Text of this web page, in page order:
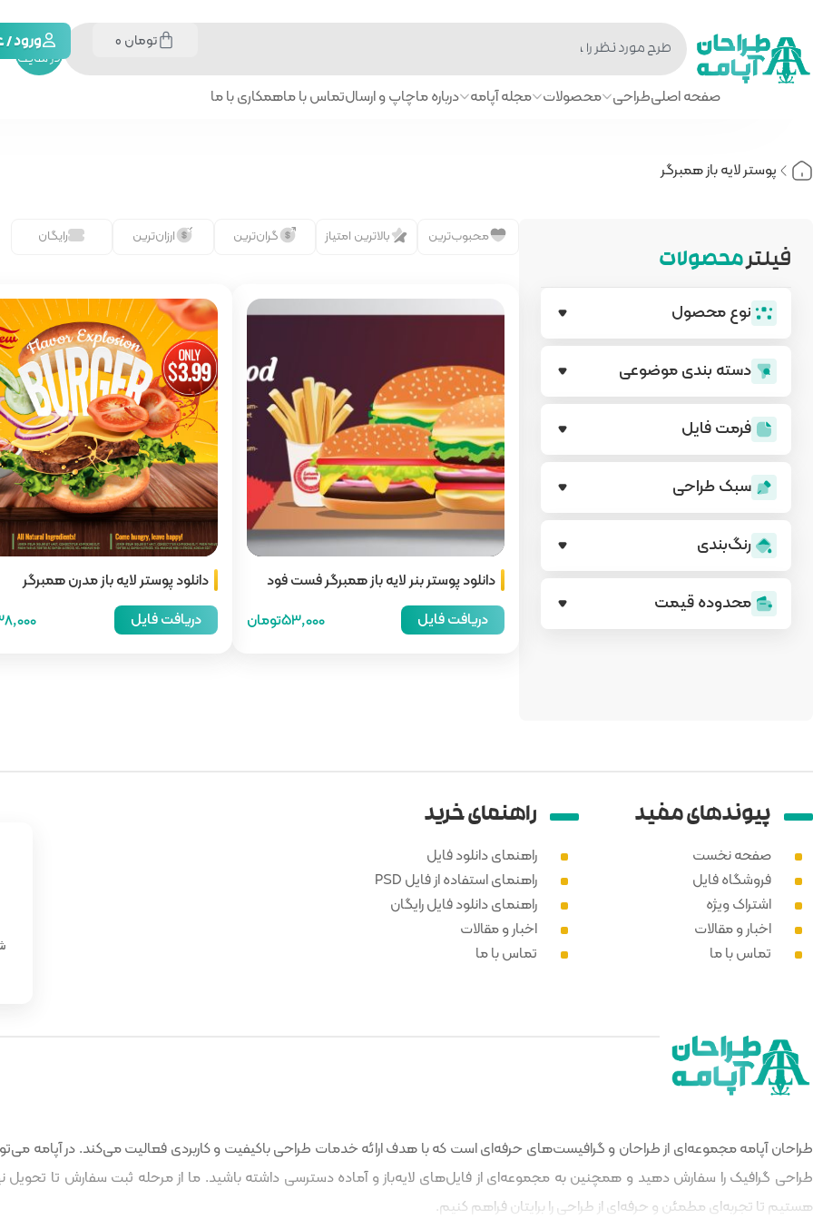
جستجو
در سایت
تومان ورود
صفحه اصلیطراحی محصولات مجله آپامه درباره ماچاپ و ارسالتماس با ماهمکاری با ما
پوستر لایه باز همبرگر
فیلترمحصولات
نوع محصول
دسته بندی‌ موضوعی
فرمت فایل
سبک طراحی
رنگ‌بندی
محدوده قیمت
محبوب‌ترین بالاترین امتیاز گران‌ترین ارزان‌ترین رایگان
دانلود پوستر بنر لایه باز همبرگر فست فود
دریافت فایل
53,000تومان
دانلود پوستر لایه باز مدرن همبرگر
دریافت فایل
پیوند‌های مفید
صفحه نخست
فروشگاه فایل
اشتراک ویژه
اخبار و مقالات
تماس با ما
راهنمای خرید
راهنمای دانلود فایل
راهنمای استفاده از فایل PSD
راهنمای دانلود فایل رایگان
اخبار و مقالات
تماس با ما
طراحان آپامه مجموعه‌ای از طراحان و گرافیست‌های حرفه‌ای است که با هدف ارائه خدمات طراحی باکیفیت و کاربردی فعالیت می‌کند. در آپامه
طراحی گرافیک را سفارش دهید و همچنین به مجموعه‌ای از فایل‌های لایه‌باز و آماده دسترسی داشته باشید. ما از مرحله ثبت سفارش تا تحویل
هستیم تا تجربه‌ای مطمئن و حرفه‌ای از طراحی را برایتان فراهم کنیم.